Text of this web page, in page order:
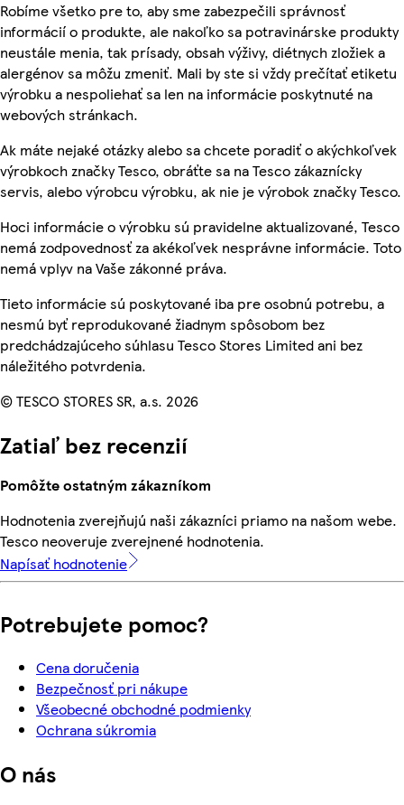
Robíme všetko pre to, aby sme zabezpečili správnosť
informácií o produkte, ale nakoľko sa potravinárske produkty
neustále menia, tak prísady, obsah výživy, diétnych zložiek a
alergénov sa môžu zmeniť. Mali by ste si vždy prečítať etiketu
výrobku a nespoliehať sa len na informácie poskytnuté na
webových stránkach.
Ak máte nejaké otázky alebo sa chcete poradiť o akýchkoľvek
výrobkoch značky Tesco, obráťte sa na Tesco zákaznícky
servis, alebo výrobcu výrobku, ak nie je výrobok značky Tesco.
Hoci informácie o výrobku sú pravidelne aktualizované, Tesco
nemá zodpovednosť za akékoľvek nesprávne informácie. Toto
nemá vplyv na Vaše zákonné práva.
Tieto informácie sú poskytované iba pre osobnú potrebu, a
nesmú byť reprodukované žiadnym spôsobom bez
predchádzajúceho súhlasu Tesco Stores Limited ani bez
náležitého potvrdenia.
© TESCO STORES SR, a.s. 2026
Zatiaľ bez recenzií
Pomôžte ostatným zákazníkom
Hodnotenia zverejňujú naši zákazníci priamo na našom webe.
Tesco neoveruje zverejnené hodnotenia.
Napísať hodnotenie
Potrebujete pomoc?
Cena doručenia
Bezpečnosť pri nákupe
Všeobecné obchodné podmienky
Ochrana súkromia
O nás